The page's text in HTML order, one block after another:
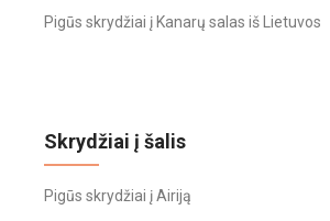
Pigūs skrydžiai į Kanarų salas iš Lietuvos
Skrydžiai į šalis
Pigūs skrydžiai į Airiją